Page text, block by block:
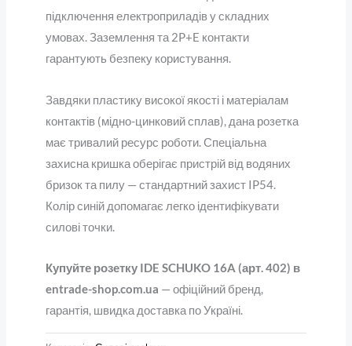
підключення електроприладів у складних
умовах. Заземлення та 2P+E контакти
гарантують безпеку користування.
Завдяки пластику високої якості і матеріалам
контактів (мідно-цинковий сплав), дана розетка
має тривалий ресурс роботи. Спеціальна
захисна кришка оберігає пристрій від водяних
бризок та пилу — стандартний захист IP54.
Колір синій допомагає легко ідентифікувати
силові точки.
Купуйте розетку IDE SCHUKO 16A (арт. 402) в
entrade-shop.com.ua — офіційний бренд,
гарантія, швидка доставка по Україні.